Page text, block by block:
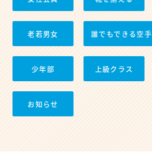
老若男女 誰でもできる空手
少年部 上級クラス
お知らせ